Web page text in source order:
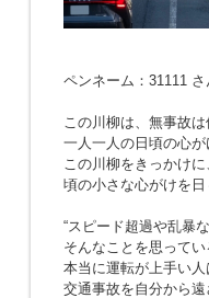
ペンネーム：31111
この川柳は、無事故は
一人一人の日頃の心
この川柳をきっかけ
頃の小さな心がけを
“スピード超過や乱暴
そんなことを思って
本当に運転が上手い
交通事故を自分から遠